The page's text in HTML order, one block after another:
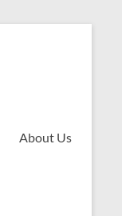
About Us